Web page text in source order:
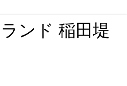
ンド 稲田堤